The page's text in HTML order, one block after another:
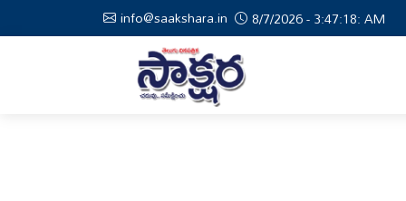
info@saakshara.in 8/7/2026 - 3:47:19: AM